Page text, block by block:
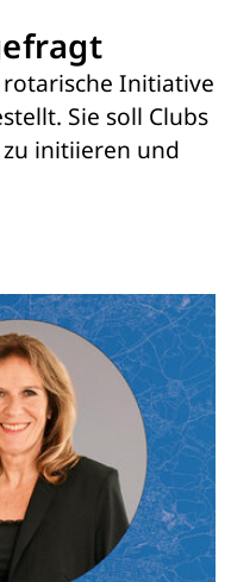
Initiative
Sie soll Clubs
initiieren und